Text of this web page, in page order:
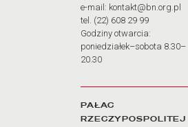
e-mail: kontakt@bn.org.pl
tel. (22) 608 29 99
Godziny otwarcia:
poniedziałek–sobota 8.30–
20.30
PAŁAC
RZECZYPOSPOLITEJ